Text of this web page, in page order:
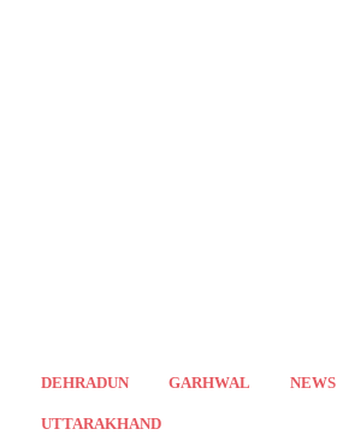
DEHRADUN GARHWAL NEWS
UTTARAKHAND